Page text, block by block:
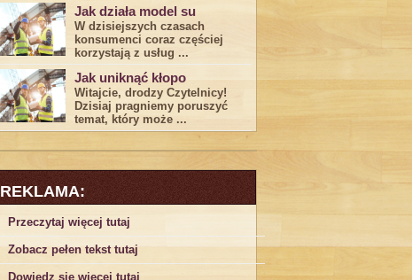
Jak działa model su
W dzisiejszych czasach
konsumenci ‌coraz częściej
korzystają z usług⁤ ...
Jak uniknąć kłopo
Witajcie, drodzy Czytelnicy!
Dzisiaj pragniemy poruszyć
temat, który może ...
REKLAMA:
Przeczytaj więcej tutaj
Zobacz pełen tekst tutaj
Dowiedz się więcej tutaj